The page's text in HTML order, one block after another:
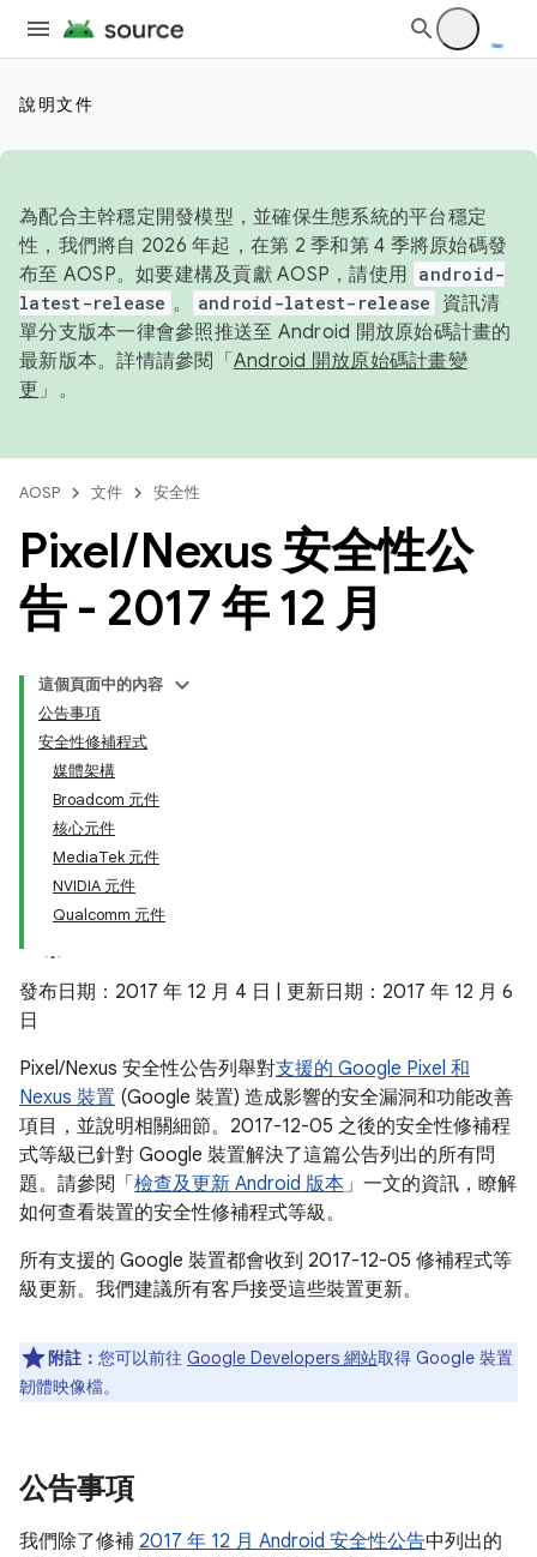
說明文件
為配合主幹穩定開發模型，並確保生態系統的平台穩定
性，我們將自 2026 年起，在第 2 季和第 4 季將原始碼發
布至 AOSP。如要建構及貢獻 AOSP，請使用 android-
latest-release 。 android-latest-release
資訊清
單分支版本一律會參照推送至 Android 開放原始碼計畫的
最新版本。詳情請參閱「 Android 開放原始碼計畫變
更 」。
AOSP 文件 安全性
Pixel/Nexus 安全性公
告 - 2017 年 12 月
這個頁面中的內容
公告事項
安全性修補程式
媒體架構
Broadcom 元件
核心元件
MediaTek 元件
NVIDIA 元件
Qualcomm 元件
發布日期：2017 年 12 月 4 日 | 更新日期：2017 年 12 月 6
日
Pixel/Nexus 安全性公告列舉對支援的 Google Pixel 和
Nexus 裝置 (Google 裝置) 造成影響的安全漏洞和功能改善
項目，並說明相關細節。2017-12-05 之後的安全性修補程
式等級已針對 Google 裝置解決了這篇公告列出的所有問
題。請參閱「 檢查及更新 Android 版本」一文的資訊，瞭解
如何查看裝置的安全性修補程式等級。
所有支援的 Google 裝置都會收到 2017-12-05 修補程式等
級更新。我們建議所有客戶接受這些裝置更新。
附註： 您可以前往 Google Developers 網站取得 Google 裝置
韌體映像檔。
公告事項
我們除了修補 2017 年 12 月 Android 安全性公告中列出的